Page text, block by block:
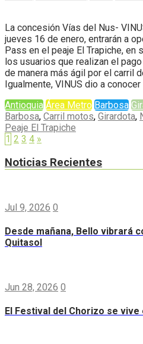
La concesión Vías del Nus-
jueves 16 de enero, entrarán a
Pass en el peaje El Trapiche, en
los usuarios que realizan el
de manera más ágil por el carril
Igualmente, VINUS dio a
Antioquia Área Metro Barbosa
Barbosa, Carril motos, Girardota,
Peaje El Trapiche
1 2 3 4 »
Noticias Recientes
Jul 9, 2026 0
Desde mañana, Bello vibrará
Quitasol
Jun 28, 2026 0
El Festival del Chorizo se vive